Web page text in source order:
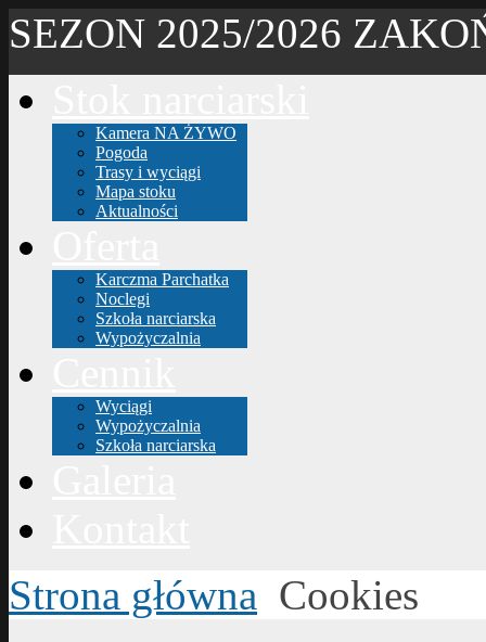
SEZON 2025/2026
Kamera NA ŻYWO
Pogoda
Trasy i wyciągi
Mapa stoku
Aktualności
Karczma Parchatka
Noclegi
Szkoła narciarska
Wypożyczalnia
Wyciągi
Wypożyczalnia
Szkoła narciarska
Strona główna Cookies